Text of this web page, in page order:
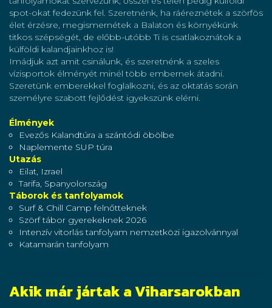
spot-okat fedezünk fel. Szeretnénk, ha ráéreznétek a szörfös
élet érzésre, megismernétek a Balaton és környékünk
titkos szépségét, de előbb-utóbb Ti is csatlakoznátok a
külföldi kalandjainkhoz is!
Imádjuk azt amit csinálunk, és szeretnénk a szeles
vízisportok élményét minél több embernek átadni.
Szeretünk emberekkel foglalkozni, és az oktatás során
személyre szabott fejlődést igyekszünk elérni.
Élmények
Evezős Kalandtúra a szántódi öbölbe
Naplemente SUP túra
Utazás
Eilat, Izrael
Tarifa, Spanyolország
Táborok és tanfolyamok
Surf & Chill Camp felnőtteknek
Szörf tábor gyerekeknek 2026
Intenzív vitorlás tanfolyam nemzetközi igazolvánnyal
Katamarán tanfolyam
Akik már jártak a Viharsarokban